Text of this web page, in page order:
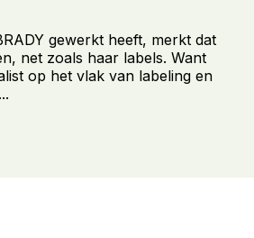
gewerkt heeft, merkt dat
net zoals haar labels. Want
op het vlak van labeling en